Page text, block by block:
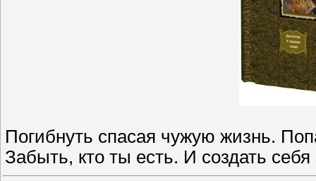
Погибнуть спасая чужую жизнь.
Забыть, кто ты есть. И создать